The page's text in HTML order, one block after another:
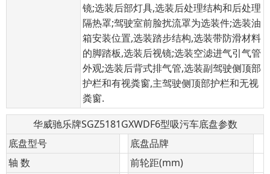
镜;选装后部灯具,选装后处理结构和后处理
隔热罩;驾驶室前脸扰流罩为选装件;选装油
箱安装位置,选装踏步结构,选装带防滑材料
的脚踏板,选装后视镜;选装空滤进气引气管
外观;选装后背式排气管,选装副驾驶侧顶部
护栏和有视粪窗,主驾驶侧顶部护栏和无视
粪窗.
华威驰乐牌SGZ5181GXWDF6型吸污车底盘参数
底盘型号
底盘品牌
轴 数
前轮距(mm)